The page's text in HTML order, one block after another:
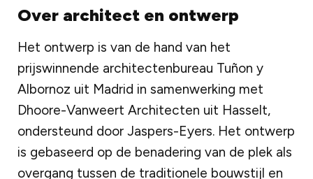
Over architect en ontwerp
Het ontwerp is van de hand van het
prijswinnende architectenbureau Tuñon y
Albornoz uit Madrid in samenwerking met
Dhoore-Vanweert Architecten uit Hasselt,
ondersteund door Jaspers-Eyers. Het ontwerp
is gebaseerd op de benadering van de plek als
overgang tussen de traditionele bouwstijl en